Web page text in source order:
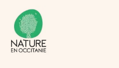
Accéder
au
contenu
Accueil du site